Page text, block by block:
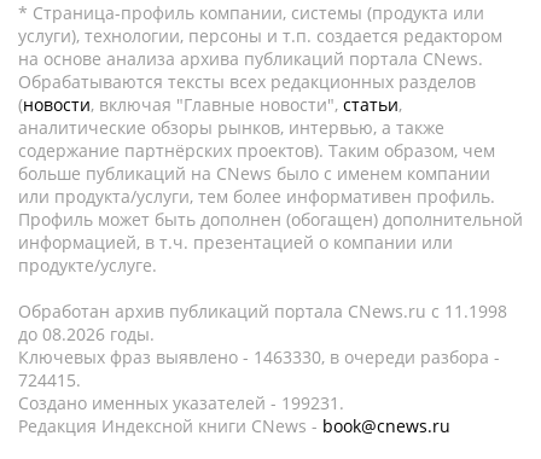
* Страница-профиль компании, системы (продукта или
услуги), технологии, персоны и т.п. создается редактором
на основе анализа архива публикаций портала CNews.
Обрабатываются тексты всех редакционных разделов
(новости, включая "Главные новости", статьи,
аналитические обзоры рынков, интервью, а также
содержание партнёрских проектов). Таким образом, чем
больше публикаций на CNews было с именем компании
или продукта/услуги, тем более информативен профиль.
Профиль может быть дополнен (обогащен) дополнительной
информацией, в т.ч. презентацией о компании или
продукте/услуге.
Обработан архив публикаций портала CNews.ru c 11.1998
до 08.2026 годы.
Ключевых фраз выявлено - 1463330, в очереди разбора -
724415.
Создано именных указателей - 199231.
Редакция Индексной книги CNews - book@cnews.ru